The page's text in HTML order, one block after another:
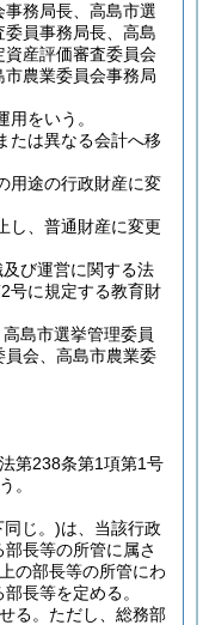
務局長、高島市選
員事務局長、高島
産評価審査委員会
農業委員会事務局
をいう。
は異なる会計へ移
用途の行政財産に変
、普通財産に変更
び運営に関する法
号に規定する教育財
島市選挙管理委員
会、高島市農業委
第238条第1項第1号
。
同じ。)は、当該行政
長等の所管に属さ
の部長等の所管にわ
長等を定める。
る。 ただし、総務部